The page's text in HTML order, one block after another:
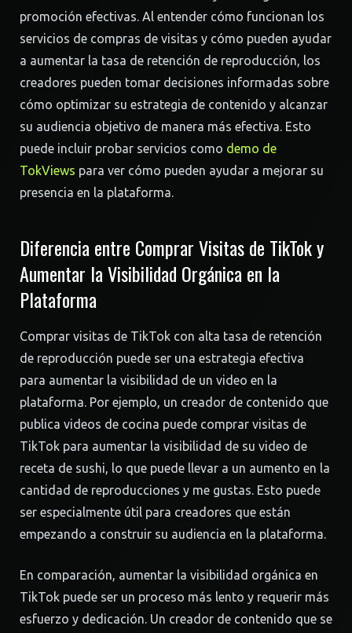
promoción efectivas. Al entender cómo funcionan los
servicios de compras de visitas y cómo pueden ayudar
a aumentar la tasa de retención de reproducción, los
creadores pueden tomar decisiones informadas sobre
cómo optimizar su estrategia de contenido y alcanzar
su audiencia objetivo de manera más efectiva. Esto
puede incluir probar servicios como demo de
TokViews para ver cómo pueden ayudar a mejorar su
presencia en la plataforma.
Diferencia entre Comprar Visitas de TikTok y
Aumentar la Visibilidad Orgánica en la
Plataforma
Comprar visitas de TikTok con alta tasa de retención
de reproducción puede ser una estrategia efectiva
para aumentar la visibilidad de un video en la
plataforma. Por ejemplo, un creador de contenido que
publica videos de cocina puede comprar visitas de
TikTok para aumentar la visibilidad de su video de
receta de sushi, lo que puede llevar a un aumento en la
cantidad de reproducciones y me gustas. Esto puede
ser especialmente útil para creadores que están
empezando a construir su audiencia en la plataforma.
En comparación, aumentar la visibilidad orgánica en
TikTok puede ser un proceso más lento y requerir más
esfuerzo y dedicación. Un creador de contenido que se